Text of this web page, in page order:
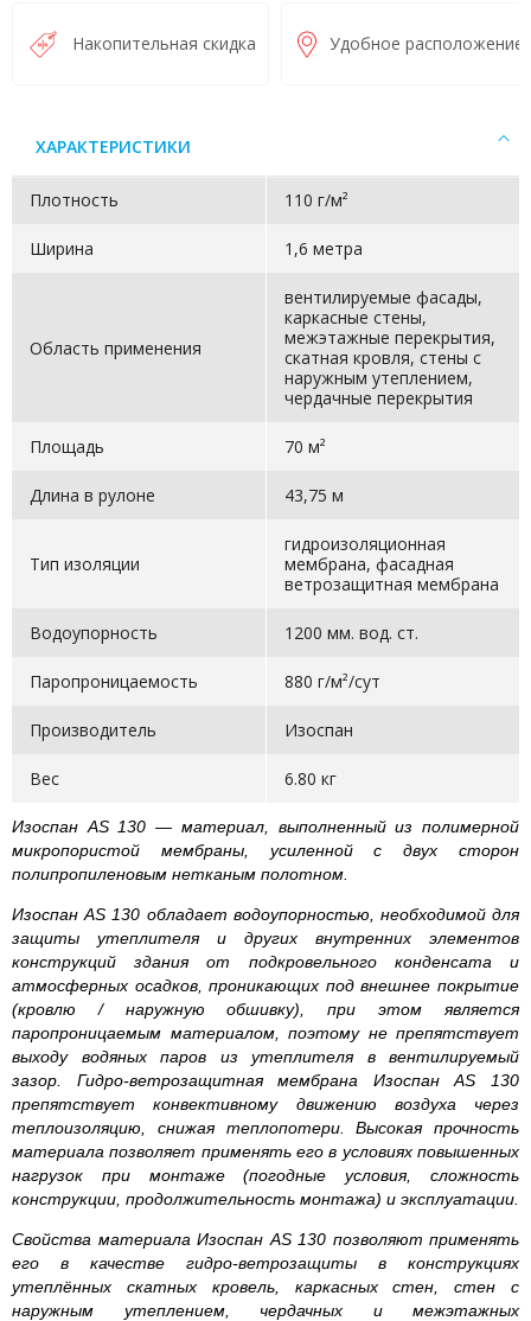
Накопительная скидка Удобное расположение
ХАРАКТЕРИСТИКИ
Плотность 110 г/м²
Ширина 1,6 метра
Область применения
вентилируемые фасады,
каркасные стены,
межэтажные перекрытия,
скатная кровля, стены с
наружным утеплением,
чердачные перекрытия
Площадь 70 м²
Длина в рулоне 43,75 м
Тип изоляции
гидроизоляционная
мембрана, фасадная
ветрозащитная мембрана
Водоупорность 1200 мм. вод. ст.
Паропроницаемость 880 г/м²/сут
Производитель Изоспан
Вес 6.80 кг
Изоспан AS 130 — материал, выполненный из полимерной
микропористой мембраны, усиленной с двух сторон
полипропиленовым нетканым полотном.
Изоспан AS 130 обладает водоупорностью, необходимой для
защиты утеплителя и других внутренних элементов
конструкций здания от подкровельного конденсата и
атмосферных осадков, проникающих под внешнее покрытие
(кровлю / наружную обшивку), при этом является
паропроницаемым материалом, поэтому не препятствует
выходу водяных паров из утеплителя в вентилируемый
зазор. Гидро-ветрозащитная мембрана Изоспан AS 130
препятствует конвективному движению воздуха через
теплоизоляцию, снижая теплопотери. Высокая прочность
материала позволяет применять его в условиях повышенных
нагрузок при монтаже (погодные условия, сложность
конструкции, продолжительность монтажа) и эксплуатации.
Свойства материала Изоспан AS 130 позволяют применять
его в качестве гидро-ветрозащиты в конструкциях
утеплённых скатных кровель, каркасных стен, стен с
наружным утеплением, чердачных и межэтажных